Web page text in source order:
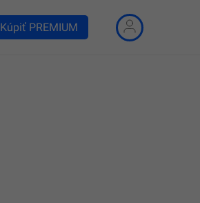
Kúpiť PREMIUM